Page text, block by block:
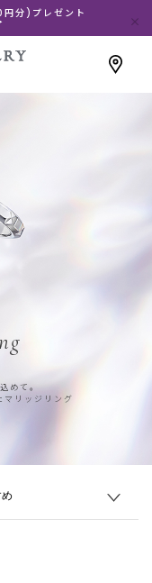
分)プレゼント
めて。
マリッジリング